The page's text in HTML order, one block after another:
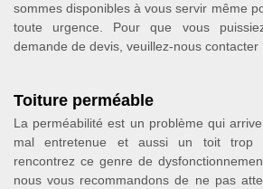
sommes disponibles à vous servir même
toute urgence. Pour que vous
demande de devis, veuillez-nous contacter
Toiture perméable
La perméabilité est un problème qui
mal entretenue et aussi un toit trop
rencontrez ce genre de
nous vous recommandons de ne pas